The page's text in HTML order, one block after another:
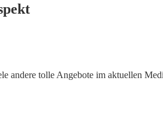
andere tolle Angebote im aktuellen